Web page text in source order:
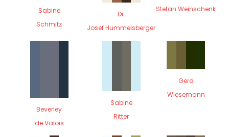
Sabine
Schmitz
Dr.
Josef Hummelsberger
Stefan Weinschenk
Beverley
de Valois
Sabine
Ritter
Gerd
Wiesemann